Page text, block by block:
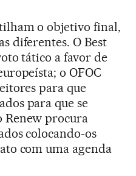
o objetivo final,
diferentes. O Best
tático a favor de
o OFOC
para que
para que se
Renew procura
colocando-os
com uma agenda